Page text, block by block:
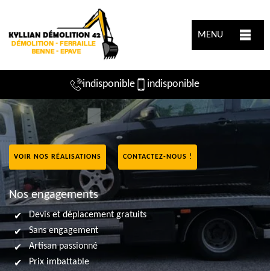
MENU
indisponible indisponible
VOIR NOS RÉALISATIONS CONTACTEZ-NOUS !
Nos engagements
Devis et déplacement gratuits
Sans engagement
Artisan passionné
Prix imbattable